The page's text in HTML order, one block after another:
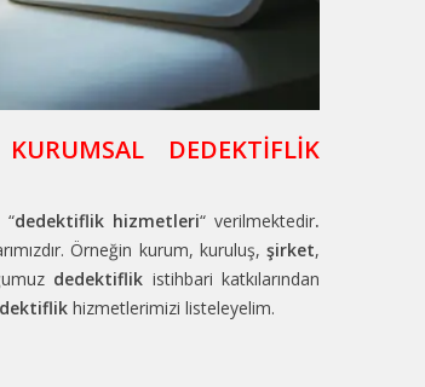
DEDEKTİFLİK
“dedektiflik hizmetleri“ verilmektedir.
Örneğin kurum, kuruluş,şirket,
dedektiflik istihbari katkılarından
hizmetlerimizi listeleyelim.